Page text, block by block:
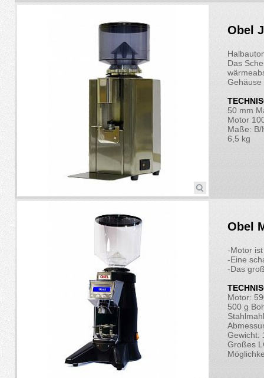
Obel
Das
Gehäuse
50 mm
Motor
Maße: B/
6,5 kg
Obel
-Motor
-Eine
-Das
Motor:
500 g
Gewicht:
Großes